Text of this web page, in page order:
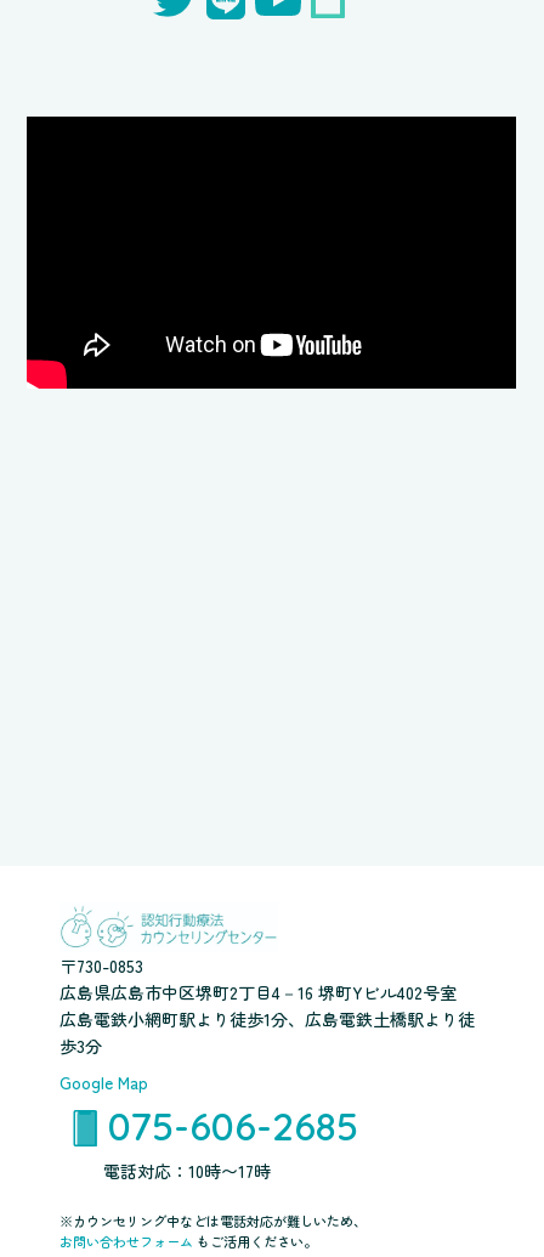
〒730-0853
広島県広島市中区堺町2丁目4－16 堺町Yビル402号室
広島電鉄小網町駅より徒歩1分、広島電鉄土橋駅より徒
歩3分
Google Map
075-606-2685
電話対応：10時〜17時
※カウンセリング中などは電話対応が難しいため、
お問い合わせフォーム もご活用ください。